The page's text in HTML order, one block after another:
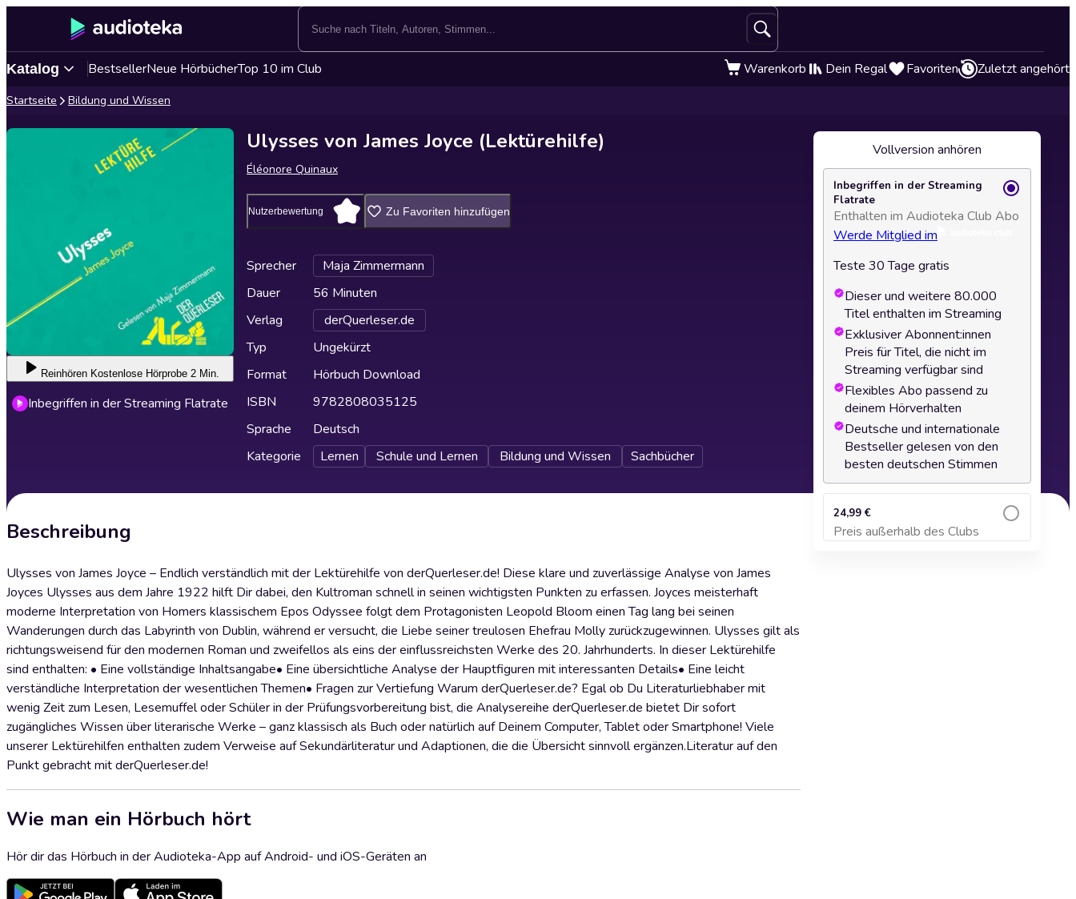
Katalog BestsellerNeue HörbücherTop 10 im Club Warenkorb Dein Regal Favoriten Zuletzt angehört
Startseite Bildung und Wissen
Reinhören Kostenlose Hörprobe 2 Min.
Inbegriffen in der Streaming Flatrate
Ulysses von James Joyce (Lektürehilfe)
Éléonore Quinaux
Nutzerbewertung Zu Favoriten hinzufügen
Sprecher
Maja Zimmermann
Dauer
56 Minuten
Verlag
derQuerleser.de
Typ
Ungekürzt
Format
Hörbuch Download
ISBN
9782808035125
Sprache
Deutsch
Kategorie
Lernen Schule und Lernen Bildung und Wissen Sachbücher
Beschreibung
Ulysses von James Joyce – Endlich verständlich mit der Lektürehilfe von derQuerleser.de! Diese klare und zuverlässige Analyse von James
Joyces Ulysses aus dem Jahre 1922 hilft Dir dabei, den Kultroman schnell in seinen wichtigsten Punkten zu erfassen. Joyces meisterhaft
moderne Interpretation von Homers klassischem Epos Odyssee folgt dem Protagonisten Leopold Bloom einen Tag lang bei seinen
Wanderungen durch das Labyrinth von Dublin, während er versucht, die Liebe seiner treulosen Ehefrau Molly zurückzugewinnen. Ulysses gilt als
richtungsweisend für den modernen Roman und zweifellos als eins der einflussreichsten Werke des 20. Jahrhunderts. In dieser Lektürehilfe
sind enthalten: • Eine vollständige Inhaltsangabe• Eine übersichtliche Analyse der Hauptfiguren mit interessanten Details• Eine leicht
verständliche Interpretation der wesentlichen Themen• Fragen zur Vertiefung Warum derQuerleser.de? Egal ob Du Literaturliebhaber mit
wenig Zeit zum Lesen, Lesemuffel oder Schüler in der Prüfungsvorbereitung bist, die Analysereihe derQuerleser.de bietet Dir sofort
zugängliches Wissen über literarische Werke – ganz klassisch als Buch oder natürlich auf Deinem Computer, Tablet oder Smartphone! Viele
unserer Lektürehilfen enthalten zudem Verweise auf Sekundärliteratur und Adaptionen, die die Übersicht sinnvoll ergänzen.Literatur auf den
Punkt gebracht mit derQuerleser.de!
Wie man ein Hörbuch hört
Hör dir das Hörbuch in der Audioteka-App auf Android- und iOS-Geräten an
Vollversion anhören
Inbegriffen in der Streaming
Flatrate
Enthalten im Audioteka Club Abo
Werde Mitglied im
Teste 30 Tage gratis
Dieser und weitere 80.000
Titel enthalten im Streaming
Exklusiver Abonnent:innen
Preis für Titel, die nicht im
Streaming verfügbar sind
Flexibles Abo passend zu
deinem Hörverhalten
Deutsche und internationale
Bestseller gelesen von den
besten deutschen Stimmen
24,99 €
Preis außerhalb des Clubs
Zum Warenkorb hinzufügen